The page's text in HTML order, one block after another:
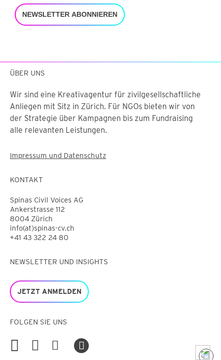
NEWSLETTER ABONNIEREN
ÜBER UNS
Wir sind eine Kreativagentur für zivilgesellschaftliche
Anliegen mit Sitz in Zürich. Für NGOs bieten wir von
der Strategie über Kampagnen bis zum Fundraising
alle relevanten Leistungen.
Impressum und Datenschutz
KONTAKT
Spinas Civil Voices AG
Ankerstrasse 112
8004 Zürich
info(at)spinas-cv.ch
+41 43 322 24 80
NEWSLETTER UND INSIGHTS
JETZT ANMELDEN
FOLGEN SIE UNS